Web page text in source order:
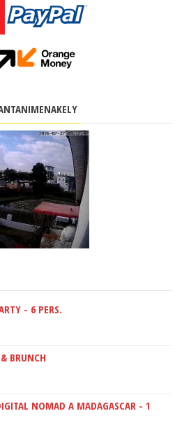
- 6 PERS.
BRUNCH
NOMAD A MADAGASCAR - 1